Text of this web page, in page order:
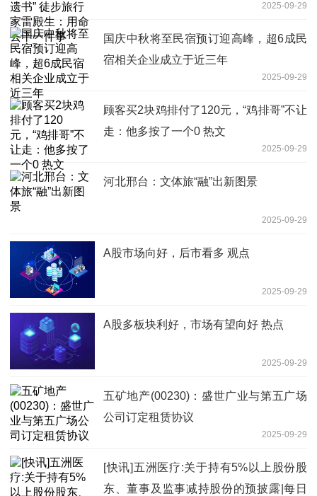
2025-09-29
国庆中秋将至民宿预订迎高峰，超6成民
宿相关企业成立于近三年
2025-09-29
顾客买2块鸡排付了120元，“鸡排哥”不让
走：他多按了一个0 热文
2025-09-29
河北邢台：文体旅“融”出新图景
2025-09-29
A股市场向好，后市看多 观点
2025-09-29
A股多板块利好，市场有望向好 热点
2025-09-29
五矿地产(00230)：盛世广业与第五广场
公司订定租赁协议
2025-09-29
[快讯]五洲医疗:关于持有5%以上股份股
东、董事及监事减持股份的预披露|每日